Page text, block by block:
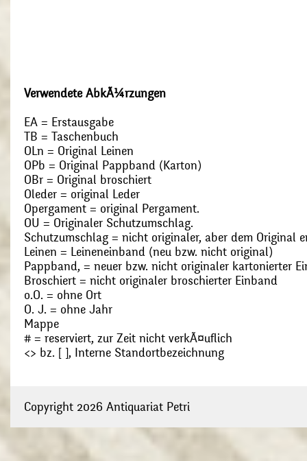
Verwendete AbkÃ¼rzungen
EA = Erstausgabe
TB = Taschenbuch
OLn = Original Leinen
OPb = Original Pappband (Karton)
OBr = Original broschiert
Oleder = original Leder
Opergament = original Pergament.
OU = Originaler Schutzumschlag.
Schutzumschlag = nicht originaler, aber dem Original
Leinen = Leineneinband (neu bzw. nicht original)
Pappband, = neuer bzw. nicht originaler kartonierter
Broschiert = nicht originaler broschierter Einband
o.O. = ohne Ort
O. J. = ohne Jahr
Mappe
# = reserviert, zur Zeit nicht verkÃ¤uflich
<> bz. [ ], Interne Standortbezeichnung
Copyright 2026 Antiquariat Petri